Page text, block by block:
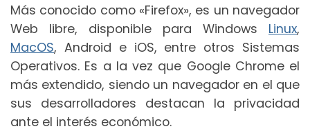
Más conocido como «Firefox», es un navegador
Web libre, disponible para Windows Linux,
MacOS, Android e iOS, entre otros Sistemas
Operativos. Es a la vez que Google Chrome el
más extendido, siendo un navegador en el que
sus desarrolladores destacan la privacidad
ante el interés económico.